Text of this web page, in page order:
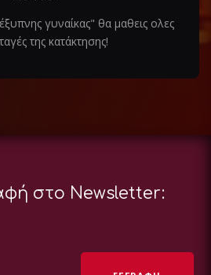
γυναίκας" θα μαθεις ολες
της κατάκτησης!
στο Newsletter: